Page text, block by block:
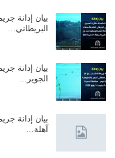
بيان إدانة
البريطاني…
الجوير…
بيان إدانة
آهلة…